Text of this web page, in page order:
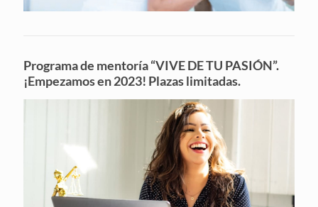
Programa de mentoría “VIVE DE TU PASIÓN”.
¡Empezamos en 2023! Plazas limitadas.